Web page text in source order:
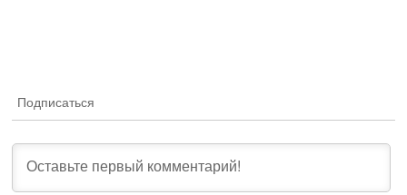
Подписаться